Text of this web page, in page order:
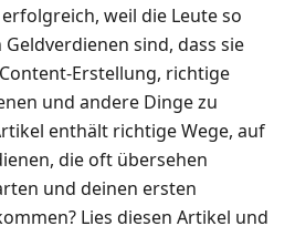
weil die Leute so
sind, dass sie
Erstellung, richtige
und andere Dinge zu
enthält richtige Wege, auf
die oft übersehen
und deinen ersten
Lies diesen Artikel und